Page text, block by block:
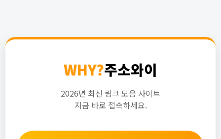
WHY?주소와이
2026년 최신 링크 모음 사이트
지금 바로 접속하세요.